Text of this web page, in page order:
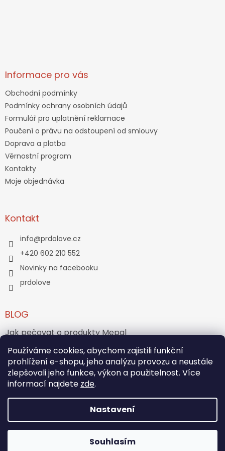
Používáme cookies, abychom zajistili funkční
prohlížení e-shopu, jeho analýzu provozu a neustále
zlepšovali jeho funkce, výkon a použitelnost. Více
informací najdete zde.
Nastavení
Souhlasím
Informace pro vás
Obchodní podmínky
Podmínky ochrany osobních údajů
Formulář pro uplatnění reklamace
Poučení o právu na odstoupení od smlouvy
Doprava a platba
Věrnostní program
Kontakty
Moje objednávka
Kontakt
info@prdolove.cz
+420 602 210 552
Novinky na facebooku
prdolove
BLOG
Jak pečovat o produkty Mepal
Jak vznikl medvídek Teddy Bear?
ARCHIV
Vytvořil Shoptet
PRĎOLOVÉ. Všechna práva vyhrazena.